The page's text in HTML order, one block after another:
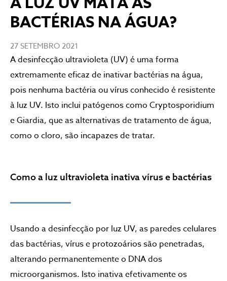
BACTÉRIAS NA ÁGUA?
27 SETEMBRO 2021
A desinfecção ultravioleta (UV) é uma forma
extremamente eficaz de inativar bactérias na água,
pois nenhuma bactéria ou vírus conhecido é resistente
à luz UV. Isto inclui patógenos como Cryptosporidium
e Giardia, que as alternativas de tratamento de água,
como o cloro, são incapazes de tratar.
Como a luz ultravioleta inativa vírus e bactérias
Usando a desinfecção por luz UV, as paredes celulares
das bactérias, vírus e protozoários são penetradas,
alterando permanentemente o DNA dos
microorganismos. Isto inativa efetivamente os